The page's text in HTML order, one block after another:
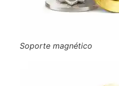
Soporte magnético